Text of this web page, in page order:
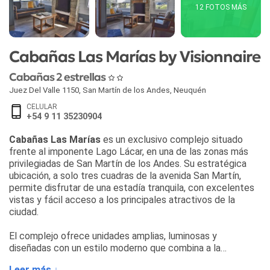
12 FOTOS MÁS
Cabañas Las Marías by Visionnaire
Cabañas 2 estrellas
Juez Del Valle 1150 San Martín de los Andes Neuquén
CELULAR
+54 9 11 35230904
Cabañas Las Marías es un exclusivo complejo situado
frente al imponente Lago Lácar, en una de las zonas más
privilegiadas de San Martín de los Andes. Su estratégica
ubicación, a solo tres cuadras de la avenida San Martín,
permite disfrutar de una estadía tranquila, con excelentes
vistas y fácil acceso a los principales atractivos de la
ciudad.
El complejo ofrece unidades amplias, luminosas y
diseñadas con un estilo moderno que combina a la